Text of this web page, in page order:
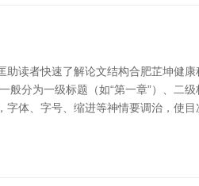
读者快速了解论文结构合肥芷坤健
般分为一级标题（如“第一章”）、二
字体、字号、缩进等神情要调治，使